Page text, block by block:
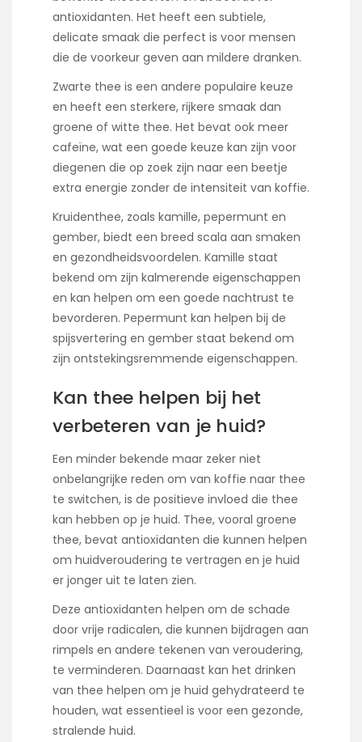
antioxidanten. Het heeft een subtiele,
delicate smaak die perfect is voor mensen
die de voorkeur geven aan mildere dranken.
Zwarte thee is een andere populaire keuze
en heeft een sterkere, rijkere smaak dan
groene of witte thee. Het bevat ook meer
cafeïne, wat een goede keuze kan zijn voor
diegenen die op zoek zijn naar een beetje
extra energie zonder de intensiteit van koffie.
Kruidenthee, zoals kamille, pepermunt en
gember, biedt een breed scala aan smaken
en gezondheidsvoordelen. Kamille staat
bekend om zijn kalmerende eigenschappen
en kan helpen om een goede nachtrust te
bevorderen. Pepermunt kan helpen bij de
spijsvertering en gember staat bekend om
zijn ontstekingsremmende eigenschappen.
Kan thee helpen bij het
verbeteren van je huid?
Een minder bekende maar zeker niet
onbelangrijke reden om van koffie naar thee
te switchen, is de positieve invloed die thee
kan hebben op je huid. Thee, vooral groene
thee, bevat antioxidanten die kunnen helpen
om huidveroudering te vertragen en je huid
er jonger uit te laten zien.
Deze antioxidanten helpen om de schade
door vrije radicalen, die kunnen bijdragen aan
rimpels en andere tekenen van veroudering,
te verminderen. Daarnaast kan het drinken
van thee helpen om je huid gehydrateerd te
houden, wat essentieel is voor een gezonde,
stralende huid.